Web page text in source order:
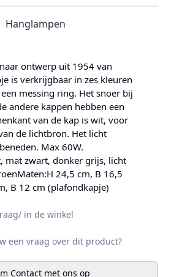
Hanglampen
ontwerp uit 1954 van
is verkrijgbaar in zes kleuren
messing ring. Het snoer bij
andere kappen hebben een
van de kap is wit, voor
de lichtbron. Het licht
Max 60W.
mat zwart, donker grijs, licht
24,5 cm, B 16,5
B 12 cm (plafondkapje)
in de winkel
een vraag over dit product?
Contact met ons op